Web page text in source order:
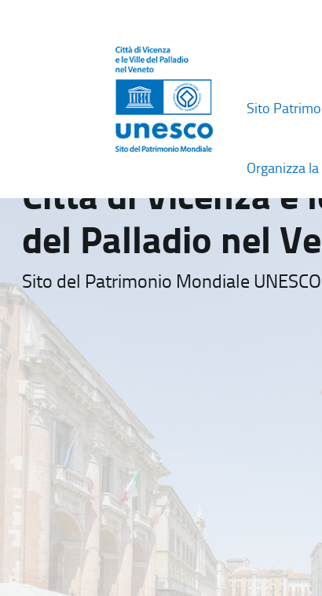
Sito
Organizza
Città di Vicenza e
del Palladio nel
Sito del Patrimonio Mondiale UNESCO